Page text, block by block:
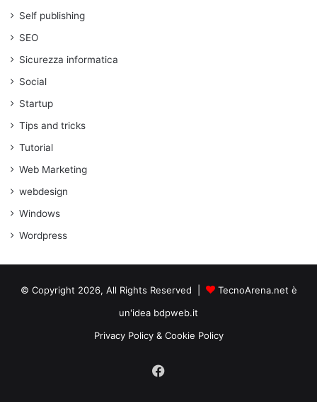
Self publishing
SEO
Sicurezza informatica
Social
Startup
Tips and tricks
Tutorial
Web Marketing
webdesign
Windows
Wordpress
© Copyright 2026, All Rights Reserved |
TecnoArena.net è
un'idea bdpweb.it
Privacy Policy & Cookie Policy